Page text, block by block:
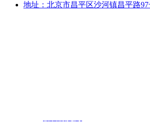
地址： 北京市昌平区沙河镇昌平路97